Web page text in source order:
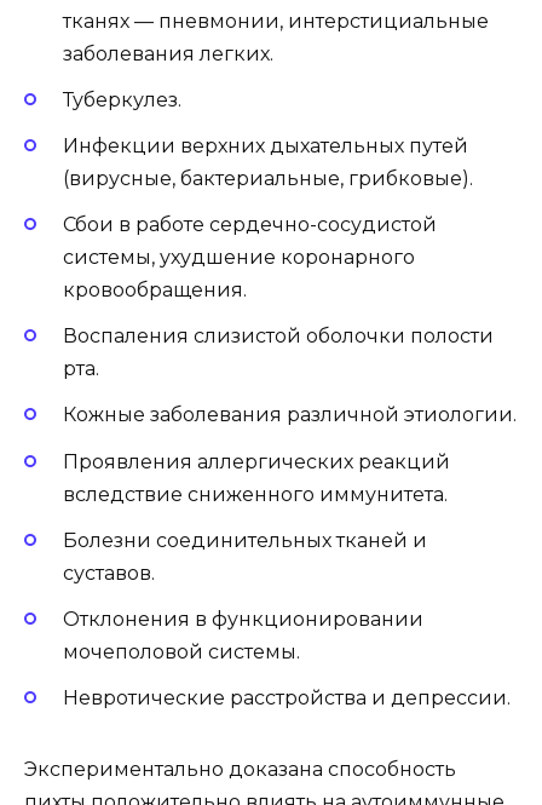
тканях — пневмонии, интерстициальные
заболевания легких.
Туберкулез.
Инфекции верхних дыхательных путей
(вирусные, бактериальные, грибковые).
Сбои в работе сердечно-сосудистой
системы, ухудшение коронарного
кровообращения.
Воспаления слизистой оболочки полости
рта.
Кожные заболевания различной этиологии.
Проявления аллергических реакций
вследствие сниженного иммунитета.
Болезни соединительных тканей и
суставов.
Отклонения в функционировании
мочеполовой системы.
Невротические расстройства и депрессии.
Экспериментально доказана способность